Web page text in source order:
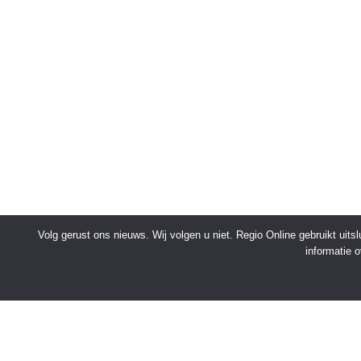
Volg gerust ons nieuws. Wij volgen u niet. Regio Online gebruikt
informatie